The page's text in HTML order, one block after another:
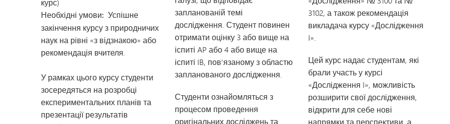
курс)
Необхідні умови: Успішне
закінчення курсу з природничих
наук на рівні «з відзнакою» або
рекомендація вчителя.
У рамках цього курсу студенти
зосередяться на розробці
експериментальних планів та
презентації результатів
запланованій темі
дослідження. Студент повинен
отримати оцінку 3 або вище на
іспиті AP або 4 або вище на
іспиті IB, пов'язаному з областю
запланованого дослідження.
Студенти ознайомляться з
процесом проведення
оригінальних досліджень та
3102, а також рекомендація
викладача курсу «Дослідження
I».
Цей курс надає студентам, які
брали участь у курсі
«Дослідження I», можливість
розширити свої дослідження,
відкрити для себе нові